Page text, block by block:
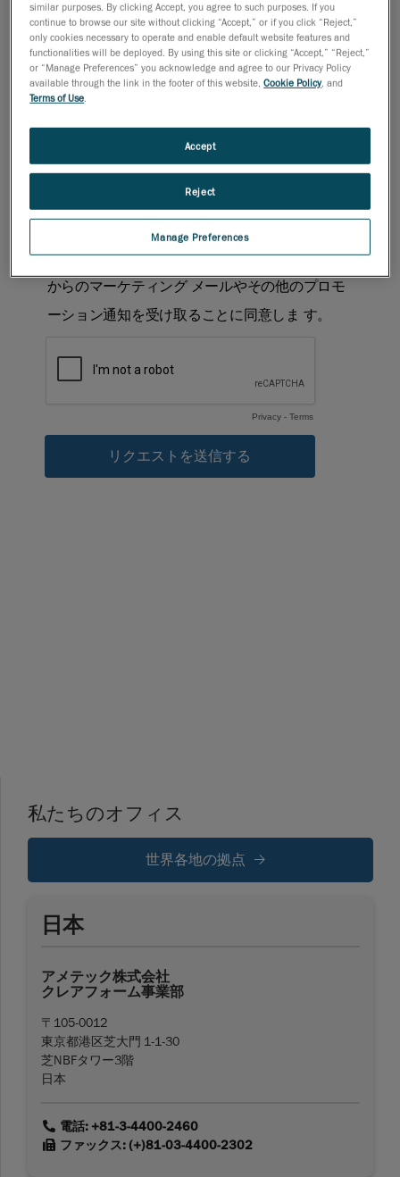
私たちのオフィス
世界各地の拠点
日本
アメテック株式会社
クレアフォーム事業部
〒105-0012
東京都港区芝大門 1-1-30
芝NBFタワー3階
日本
link電話: +81-3-4400-2460
linkファックス: (+)81-03-4400-2302
similar purposes. By clicking Accept, you agree to such purposes. If you
continue to browse our site without clicking “Accept,” or if you click “Reject,”
only cookies necessary to operate and enable default website features and
functionalities will be deployed. By using this site or clicking “Accept,” “Reject,”
or “Manage Preferences” you acknowledge and agree to our Privacy Policy
available through the link in the footer of this website,Cookie Policy, and
Terms of Use.
Manage Preferences
Reject
Accept